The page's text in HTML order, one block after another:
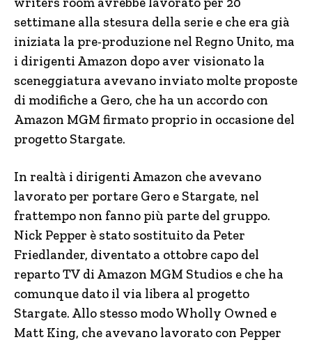
settimane alla stesura della serie e che era già
iniziata la pre-produzione nel Regno Unito, ma
i dirigenti Amazon dopo aver visionato la
sceneggiatura avevano inviato molte proposte
di modifiche a Gero, che ha un accordo con
Amazon MGM firmato proprio in occasione del
progetto Stargate.
In realtà i dirigenti Amazon che avevano
lavorato per portare Gero e Stargate, nel
frattempo non fanno più parte del gruppo.
Nick Pepper è stato sostituito da Peter
Friedlander, diventato a ottobre capo del
reparto TV di Amazon MGM Studios e che ha
comunque dato il via libera al progetto
Stargate. Allo stesso modo Wholly Owned e
Matt King, che avevano lavorato con Pepper